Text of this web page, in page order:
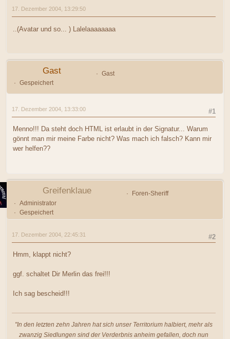
17. Dezember 2004, 13:29:50
..(Avatar und so... ) Lalelaaaaaaaa
Gast
Gast
Gespeichert
#1
17. Dezember 2004, 13:33:00
Menno!!! Da steht doch HTML ist erlaubt in der Signatur... Warum
gönnt man mir meine Farbe nicht? Was mach ich falsch? Kann mir
wer helfen??
Greifenklaue
Foren-Sheriff
Administrator
Gespeichert
#2
17. Dezember 2004, 22:45:31
Hmm, klappt nicht?
ggf. schaltet Dir Merlin das frei!!!
Ich sag bescheid!!!
"In den letzten zehn Jahren hat sich unser Territorium halbiert, mehr als
zwanzig Siedlungen sind der Verderbnis anheim gefallen, doch nun